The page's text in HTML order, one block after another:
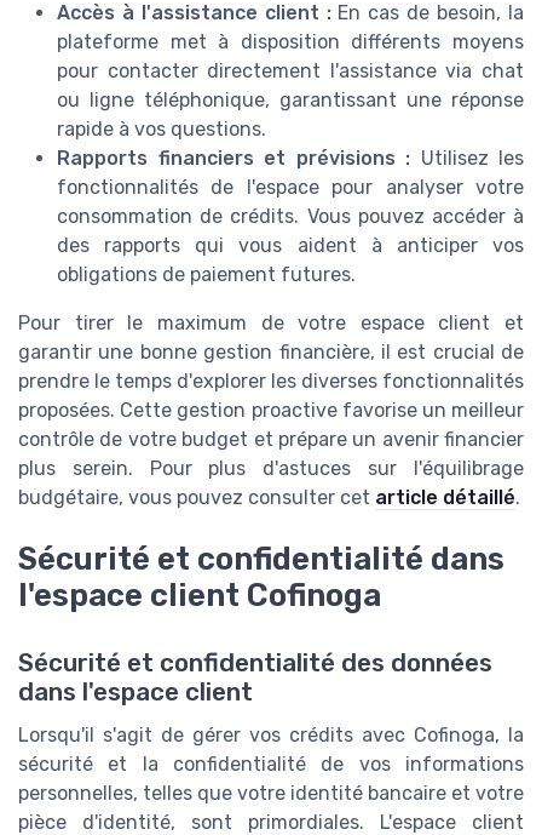
Accès à l'assistance client :En cas de besoin, la
plateforme met à disposition différents moyens
pour contacter directement l'assistance via chat
ou ligne téléphonique, garantissant une réponse
rapide à vos questions.
Rapports financiers et prévisions : Utilisez les
fonctionnalités de l'espace pour analyser votre
consommation de crédits. Vous pouvez accéder à
des rapports qui vous aident à anticiper vos
obligations de paiement futures.
Pour tirer le maximum de votre espace client et
garantir une bonne gestion financière, il est crucial de
prendre le temps d'explorer les diverses fonctionnalités
proposées. Cette gestion proactive favorise un meilleur
contrôle de votre budget et prépare un avenir financier
plus serein. Pour plus d'astuces sur l'équilibrage
budgétaire, vous pouvez consulter cet article détaillé.
Sécurité et confidentialité dans
l'espace client Cofinoga
Sécurité et confidentialité des données
dans l'espace client
Lorsqu'il s'agit de gérer vos crédits avec Cofinoga, la
sécurité et la confidentialité de vos informations
personnelles, telles que votre identité bancaire et votre
pièce d'identité, sont primordiales. L'espace client